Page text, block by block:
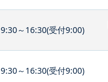
9:30～16:30(受付9:00)
9:30～16:30(受付9:00)